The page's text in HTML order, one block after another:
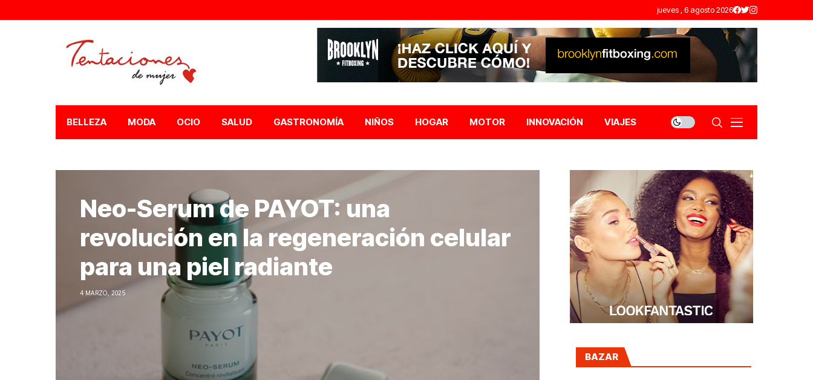
jueves , 6 agosto 2026
BELLEZA MODA OCIO SALUD GASTRONOMÍA NIÑOS HOGAR MOTOR INNOVACIÓN VIAJES
Neo-Serum de PAYOT: una
revolución en la regeneración celular
para una piel radiante
4 MARZO, 2025
BAZAR